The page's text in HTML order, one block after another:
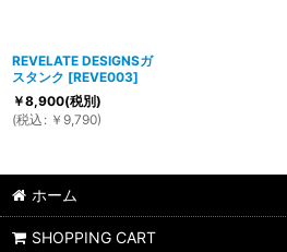
REVELATE DESIGNSガ
スタンク [REVE003]
￥8,900(税別)
(税込 : ￥ 9,790)
ホーム
SHOPPING CART